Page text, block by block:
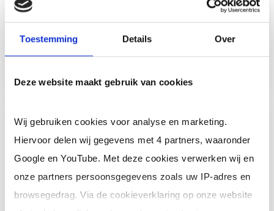
Toestemming Details Over
Deze website maakt gebruik van cookies
Wij gebruiken cookies voor analyse en marketing.
Hiervoor delen wij gegevens met 4 partners, waaronder
Google en YouTube. Met deze cookies verwerken wij en
onze partners persoonsgegevens zoals uw IP-adres en
browsegedrag. Via de cookieverklaring op onze website
alleen gemaakt als een professional
voor u aan de slag gaat.
Ik ben een interim,
freelance of ZZP
professional (of ik wil in
loondienst)
Je schrijft je in door jouw cv te